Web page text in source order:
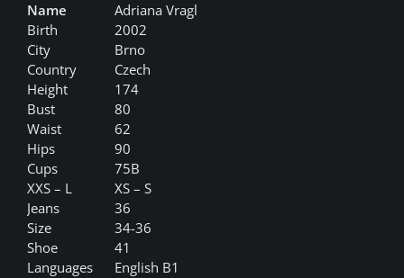
Name
Adriana Vragl
Birth
2002
City
Brno
Country
Czech
Height
174
Bust
80
Waist
62
Hips
90
Cups
75B
XXS – L
XS – S
Jeans
36
Size
34-36
Shoe
41
Languages
English B1